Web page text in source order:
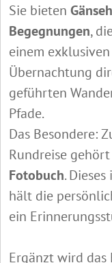
Sie bieten
Begegnungen,
einem
Übernachtung
geführten
Pfade.
Das Besondere:
Rundreise
Fotobuch.
hält die
ein
Ergänzt wird das